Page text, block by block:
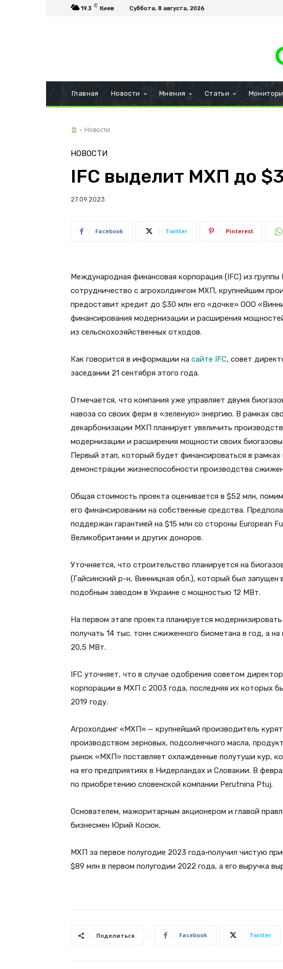
19.3 C Киев Суббота, 8 августа, 2026
Главная Новости Мнения Статьи
Новости
НОВОСТИ
IFC выделит МХП до
27.09.2023
Facebook Twitter Pinterest
Международная финансовая корпорация (IFC) из
сотрудничество с агрохолдингом МХП, крупнейшим
предоставит кредит до $30 млн его «дочке» ООО
финансирования модернизации и расширения
из сельскохозяйственных отходов.
Как говорится в информации на сайте IFC, совет
заседании 21 сентября этого года.
Отмечается, что компания уже управляет двумя
навоза со своих ферм в «зеленую» энергию. В рамках
декарбонизации МХП планирует увеличить
модернизации и расширения мощности своих
Первый этап, который будет финансироваться в
демонстрации жизнеспособности производства
Общая стоимость проекта оценивается в $52 млн,
его финансировании на собственные средства.
поддержан гарантией на $15 млн со стороны European
Великобритании и других доноров.
Уточняется, что строительство планируется на
(Гайсинский р-н, Винницкая обл.), который был запущен
подобным заводом в Украине с мощностью 12 МВт.
На первом этапе проекта планируется
получать 14 тыс. тонн сжиженного биометана в год, а
20,5 МВт.
IFC уточняет, что в случае одобрения советом
корпорации в МХП с 2003 года, последняя их которых
2019 году.
Агрохолдинг «МХП» — крупнейший производитель
производством зерновых, подсолнечного масла,
рынок «МХП» поставляет охлажденные полутуши кур,
на его предприятиях в Нидерландах и Словакии. В
по приобретению словенской компании Perutnina Ptuj.
Основателем, мажоритарным акционером и главой
бизнесмен Юрий Косюк.
МХП за первое полугодие 2023 года·получил чистую
$89 млн в первом полугодии 2022 года, а его выручка
Поделиться Facebook Twitter